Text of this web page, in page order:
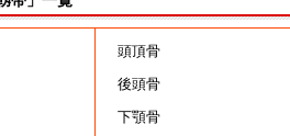
頭頂骨
後頭骨
下顎骨